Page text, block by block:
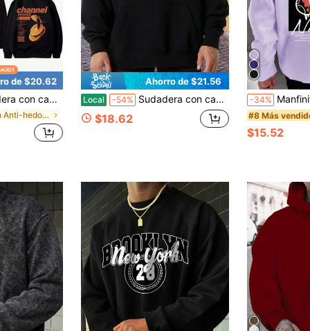
de $20.62
sudadera holgada de estilo vintage de hip hop en color negro para hombres y mujeres
en Anti-hedor Sudaderas con capucha para hombre
Ahorro de $21.56
Local -54% Sudadera con capucha estampada dede moda para hombre, sudadera con capucha de algodón puro de moda, sudadera con capucha de estilo callejero, sudadera con capucha, súper suave y transpirable, sudadera con capucha informal para todas las estaciones, adecuada para uso diario
$18.62
-34% Manfinity Roughcore Sudadera con
#8 Más
$15.52